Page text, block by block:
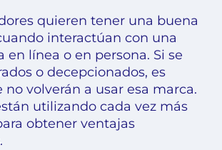
quieren tener una buena
interactúan con una
en línea o en persona. Si se
o decepcionados, es
volverán a usar esa marca.
utilizando cada vez más
obtener ventajas